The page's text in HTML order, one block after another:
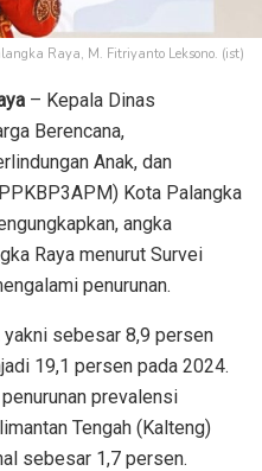
Raya, M. Fitriyanto Leksono. (ist)
– Kepala Dinas
Berencana,
Anak, dan
Kota Palangka
angka
Raya menurut Survei
penurunan.
yakni sebesar 8,9 persen
19,1 persen pada 2024.
prevalensi
Tengah (Kalteng)
sebesar 1,7 persen.